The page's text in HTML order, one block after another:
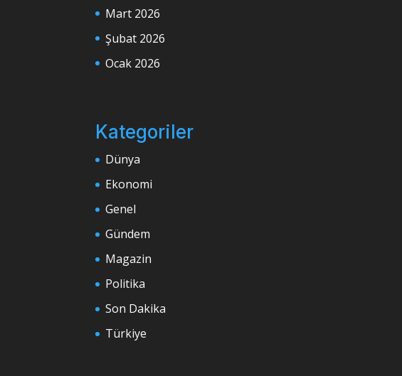
Mart 2026
Şubat 2026
Ocak 2026
Kategoriler
Dünya
Ekonomi
Genel
Gündem
Magazin
Politika
Son Dakika
Türkiye